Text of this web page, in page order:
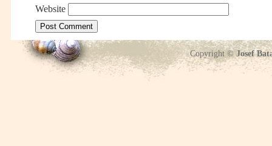
Website
Copyright ©Josef